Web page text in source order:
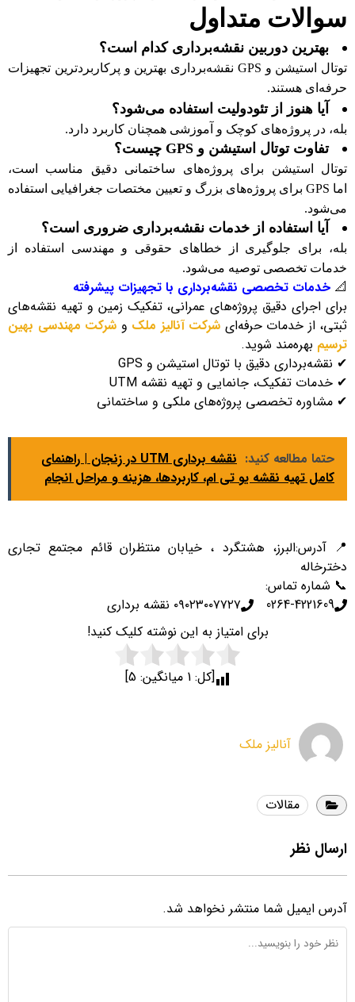
سوالات متداول
بهترین دوربین نقشه‌برداری کدام است؟
توتال استیشن و GPS نقشه‌برداری بهترین و پرکاربردترین تجهیزات
حرفه‌ای هستند.
آیا هنوز از تئودولیت استفاده می‌شود؟
بله، در پروژه‌های کوچک و آموزشی همچنان کاربرد دارد.
تفاوت توتال استیشن و GPS چیست؟
توتال استیشن برای پروژه‌های ساختمانی دقیق مناسب است،
اما GPS برای پروژه‌های بزرگ و تعیین مختصات جغرافیایی استفاده
می‌شود.
آیا استفاده از خدمات نقشه‌برداری ضروری است؟
بله، برای جلوگیری از خطاهای حقوقی و مهندسی استفاده از
خدمات تخصصی توصیه می‌شود.
📐 خدمات تخصصی نقشه‌برداری با تجهیزات پیشرفته
برای اجرای دقیق پروژه‌های عمرانی، تفکیک زمین و تهیه نقشه‌های
ثبتی، از خدمات حرفه‌ای شرکت آنالیز ملک و شرکت مهندسی بهین
ترسیم بهره‌مند شوید.
✔ نقشه‌برداری دقیق با توتال استیشن و GPS
✔ خدمات تفکیک، جانمایی و تهیه نقشه UTM
✔ مشاوره تخصصی پروژه‌های ملکی و ساختمانی
حتما مطالعه کنید:
نقشه برداری UTM در زنجان | راهنمای
کامل تهیه نقشه یو تی ام، کاربردها، هزینه و مراحل انجام
📍 آدرس:البرز، هشتگرد ، خیابان منتظران قائم مجتمع تجاری
دخترخاله
📞 شماره تماس:
0264-4221609
۰۹۰۲۳۰۰۷۷۲۷ نقشه برداری
برای امتیاز به این نوشته کلیک کنید!
[کل:1 میانگین: 5
]
آنالیز ملک
مقالات
ارسال نظر
آدرس ایمیل شما منتشر نخواهد شد.